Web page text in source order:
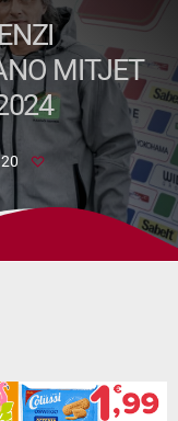
MITJET